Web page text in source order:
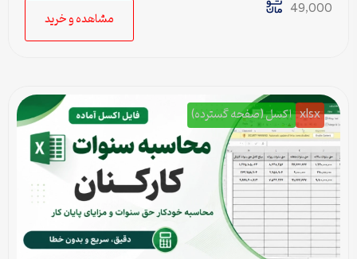
49,000
مشاهده و خرید
xlsx اکسل (صفحه گسترده)